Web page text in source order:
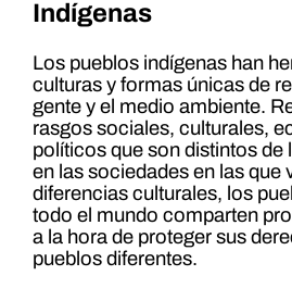
Indígenas
Los pueblos indígenas han
culturas y formas únicas de
gente y el medio ambiente.
rasgos sociales, culturales,
políticos que son distintos de
en las sociedades en las que
diferencias culturales, los
todo el mundo comparten
a la hora de proteger sus
pueblos diferentes.